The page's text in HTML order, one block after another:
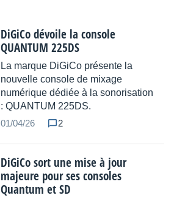
DiGiCo dévoile la console
QUANTUM 225DS
La marque DiGiCo présente la
nouvelle console de mixage
numérique dédiée à la sonorisation
: QUANTUM 225DS.
01/04/26
2
DiGiCo sort une mise à jour
majeure pour ses consoles
Quantum et SD